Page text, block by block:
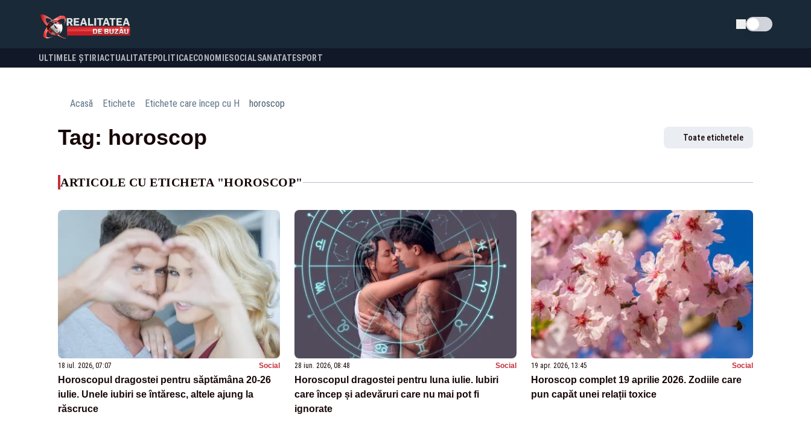
Schimba tema
ULTIMELE ȘTIRI ACTUALITATE POLITICA ECONOMIESOCIALSANATATESPORT
Acasă Etichete Etichete care încep cu H horoscop
Tag: horoscop Toate etichetele
ARTICOLE CU ETICHETA "HOROSCOP"
18 iul. 2026, 07:07 Social
Horoscopul dragostei pentru săptămâna 20-26
iulie. Unele iubiri se întăresc, altele ajung la
răscruce
28 iun. 2026, 08:48 Social
Horoscopul dragostei pentru luna iulie. Iubiri
care încep și adevăruri care nu mai pot fi
ignorate
19 apr. 2026, 13:45 Social
Horoscop complet 19 aprilie 2026. Zodiile care
pun capăt unei relații toxice